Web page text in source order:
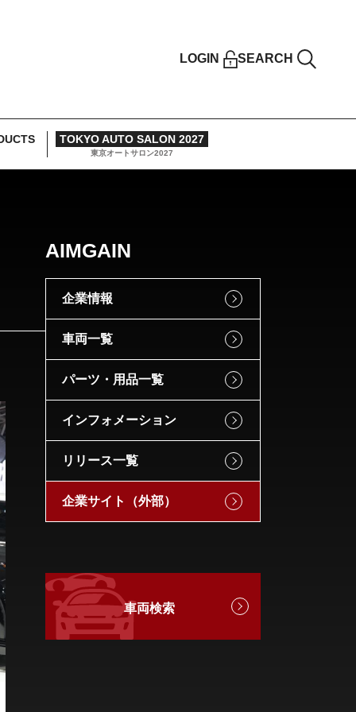
LOGIN SEARCH
TOKYO AUTO SALON 2027
東京オートサロン2027
AIMGAIN
企業情報
車両一覧
パーツ・用品一覧
インフォメーション
リリース一覧
企業サイト（外部）
車両検索